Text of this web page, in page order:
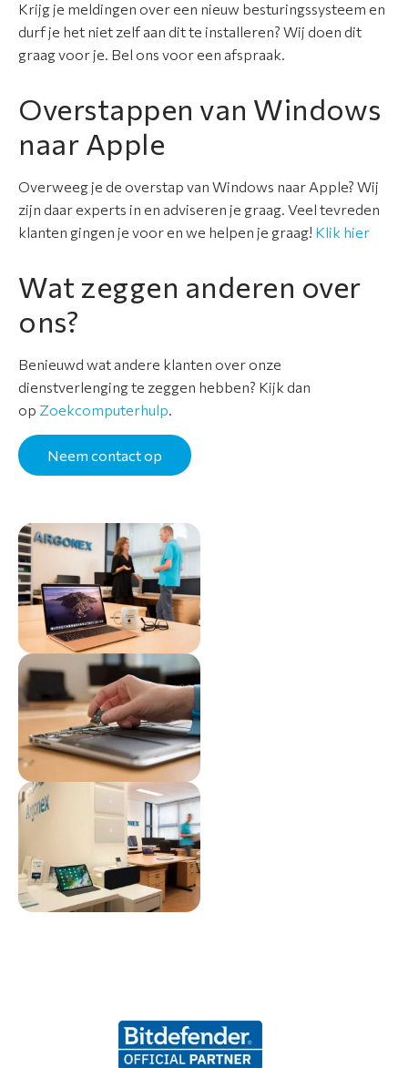
Krijg je meldingen over een nieuw besturingssysteem en
durf je het niet zelf aan dit te installeren? Wij doen dit
graag voor je. Bel ons voor een afspraak.
Overstappen van Windows
naar Apple
Overweeg je de overstap van Windows naar Apple? Wij
zijn daar experts in en adviseren je graag. Veel tevreden
klanten gingen je voor en we helpen je graag! Klik hier
Wat zeggen anderen over
ons?
Benieuwd wat andere klanten over onze
dienstverlenging te zeggen hebben? Kijk dan
op Zoekcomputerhulp.
Neem contact op